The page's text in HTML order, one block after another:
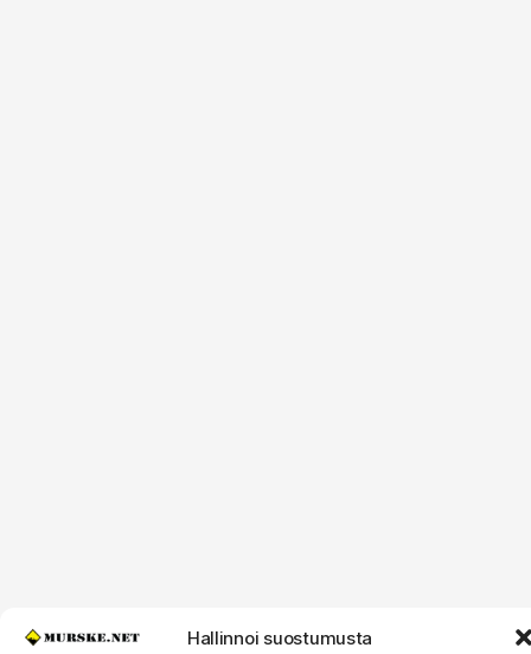
Hallinnoi suostumusta